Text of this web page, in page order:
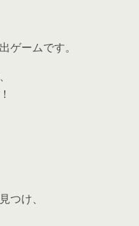
ゲームです。
つけ、